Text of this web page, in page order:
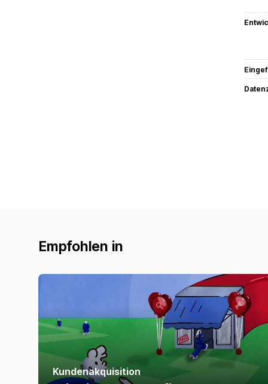
Empfohlen in
Kundenakquisition